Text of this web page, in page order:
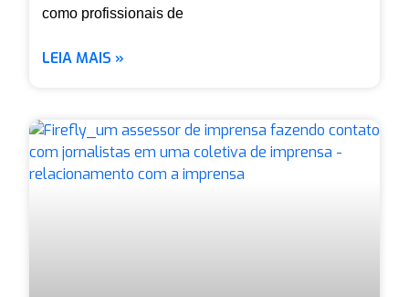
como profissionais de
LEIA MAIS »